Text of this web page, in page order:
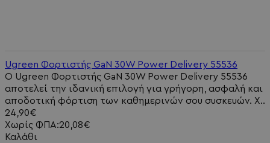
Ugreen Φορτιστής GaN 30W Power Delivery 55536
Ο Ugreen Φορτιστής GaN 30W Power Delivery 55536
αποτελεί την ιδανική επιλογή για γρήγορη, ασφαλή και
αποδοτική φόρτιση των καθημερινών σου συσκευών. Χ..
24,90€
Χωρίς ΦΠΑ:20,08€
Καλάθι